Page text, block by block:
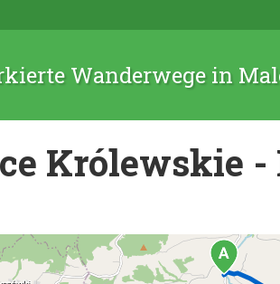
Wanderwege in
Królewskie